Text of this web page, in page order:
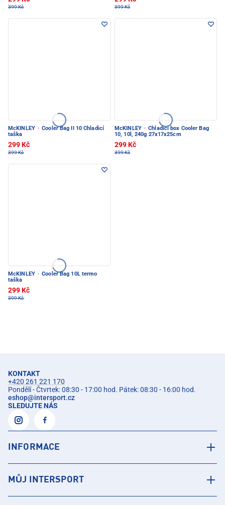
399 Kč 399 Kč
McKINLEY · Cooler Bag II 10 Chladicí
taška
299 Kč
399 Kč
McKINLEY · Chladicí box Cooler Bag
10, 10l, 240g 27x17x25cm
299 Kč
399 Kč
McKINLEY · Cooler Bag 10L termo
taška
299 Kč
399 Kč
KONTAKT
+420 261 221 170
Pondělí - Čtvrtek: 08:30 - 17:00 hod. Pátek: 08:30 - 16:00 hod.
eshop@intersport.cz
SLEDUJTE NÁS
INFORMACE
MŮJ INTERSPORT